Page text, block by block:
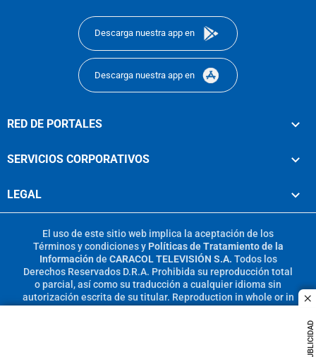
PUBLICIDAD
Descarga nuestra app en
Descarga nuestra app en
RED DE PORTALES
SERVICIOS CORPORATIVOS
LEGAL
El uso de este sitio web implica la aceptación de los
Términos y condicionesy Políticas de Tratamiento de la
Información de CARACOL TELEVISIÓN S.A. Todos los
Derechos Reservados D.R.A. Prohibida su reproducción total
o parcial, así como su traducción a cualquier idioma sin
autorización escrita de su titular. Reproduction in whole or in